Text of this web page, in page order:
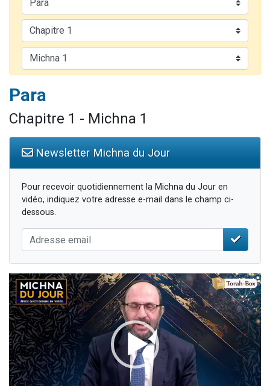
Ariel vient de donner son Maasser
Il reste 49 places pour étudier en groupe sur Zoom
Para
Chapitre 1 - Michna 1
Newsletter Michna du Jour
Pour recevoir quotidiennement la Michna du Jour en
vidéo, indiquez votre adresse e-mail dans le champ ci-
dessous.